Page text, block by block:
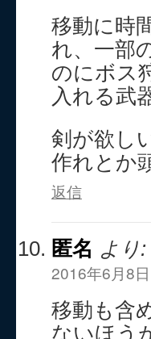
移動に時
れ、一部
のにボス
入れる武
剣が欲し
作れとか
返信
匿名 より:
2016年6月8
移動も含
ないほう